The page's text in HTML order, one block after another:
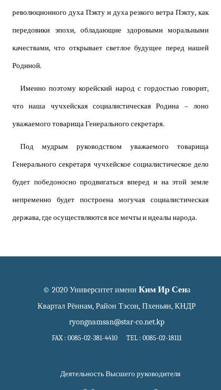
революционного духа Пэкту и духа резкого ветра Пэкту, как
передовики эпохи, обладающие здоровыми моральными
качествами, что открывает светлое будущее перед нашей
Родиной.
Именно поэтому корейский народ с гордостью говорит,
что наша чучхейская социалистическая Родина – лоно
уважаемого товарища Генерального секретаря.
Под мудрым руководством уважаемого товарища
Генерального секретаря чучхейское социалистическое дело
будет победоносно продвигаться вперед и на этой земле
непременно будет построена могучая социалистическая
держава, где осуществляются все мечты и идеалы народа.
© 2020 Университет имени Ким Ир Сена
Квартал Рённам, Район Тэсон, Пхеньян, КНДР
ryongnamsan@star-co.net.kp
FAX : 0085-02-381-4410 TEL : 0085-02-18111
Деятельность Высшего руководителя